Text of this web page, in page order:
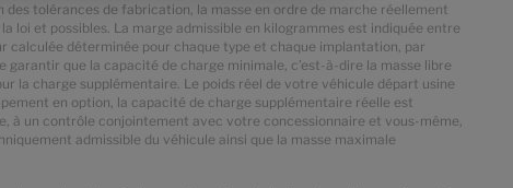
des tolérances de fabrication, la masse en ordre de marche réellement
loi et possibles. La marge admissible en kilogrammes est indiquée entre
calculée déterminée pour chaque type et chaque implantation, par
que la capacité de charge minimale, c’est-à-dire la masse libre
la charge supplémentaire. Le poids réel de votre véhicule départ usine
en option, la capacité de charge supplémentaire réelle est
à un contrôle conjointement avec votre concessionnaire et vous-même,
admissible du véhicule ainsi que la masse maximale